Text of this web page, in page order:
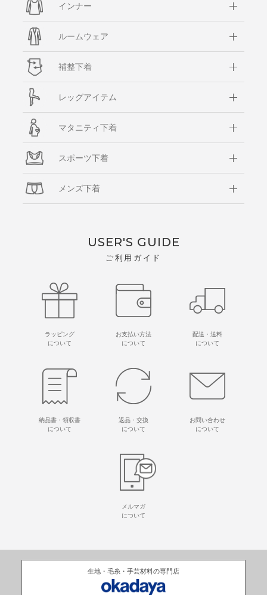
インナー
ルームウェア
補整下着
レッグアイテム
マタニティ下着
スポーツ下着
メンズ下着
USER'S GUIDE
ご利用ガイド
ラッピング
について
お支払い方法
について
配送・送料
について
納品書・領収書
について
返品・交換
について
お問い合わせ
について
メルマガ
について
生地・毛糸・手芸材料の専門店